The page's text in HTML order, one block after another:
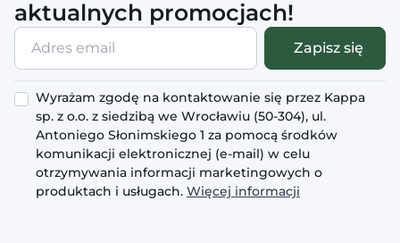
aktualnych promocjach!
Adres
email
Zapisz się
Wyrażam zgodę na kontaktowanie się przez Kappa
sp. z o.o. z siedzibą we Wrocławiu (50-304), ul.
Antoniego Słonimskiego 1 za pomocą środków
komunikacji elektronicznej (e-mail) w celu
otrzymywania informacji marketingowych o
produktach i usługach. Więcej informacji